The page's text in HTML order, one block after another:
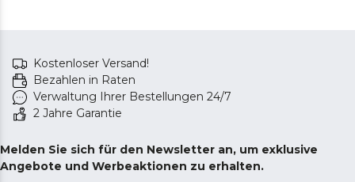
Kostenloser Versand!
Bezahlen in Raten
Verwaltung Ihrer Bestellungen 24/7
2 Jahre Garantie
Melden Sie sich für den Newsletter an, um exklusive
Angebote und Werbeaktionen zu erhalten.